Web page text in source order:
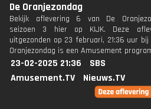
De Oranjezondag
Bekijk aflevering 6 van De
seizoen 3 hier op KIJK. Deze
uitgezonden op 23 februari, 21:36 uur bij
Oranjezondag is een Amusement
23-02-2025 21:36
SBS
Amusement.TV
Nieuws.TV